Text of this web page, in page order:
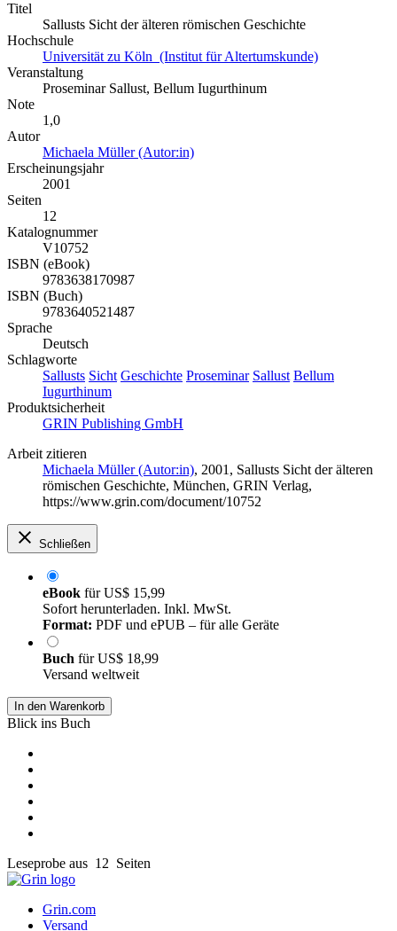
Titel
Sallusts Sicht der älteren römischen Geschichte
Hochschule
Universität zu Köln (Institut für Altertumskunde)
Veranstaltung
Proseminar Sallust, Bellum Iugurthinum
Note
1,0
Autor
Michaela Müller (Autor:in)
Erscheinungsjahr
2001
Seiten
12
Katalognummer
V10752
ISBN (eBook)
9783638170987
ISBN (Buch)
9783640521487
Sprache
Deutsch
Schlagworte
Sallusts Sicht Geschichte Proseminar Sallust Bellum
Iugurthinum
Produktsicherheit
GRIN Publishing GmbH
Arbeit zitieren
Michaela Müller (Autor:in), 2001, Sallusts Sicht der älteren
römischen Geschichte, München, GRIN Verlag,
https://www.grin.com/document/10752
Schließen
eBook fürUS$ 15,99
Sofort herunterladen. Inkl. MwSt.
Format: PDF und ePUB – für alle Geräte
Buch fürUS$ 18,99
Versand weltweit
In den Warenkorb
Blick ins Buch
Leseprobe aus 12 Seiten
Grin.com
Versand